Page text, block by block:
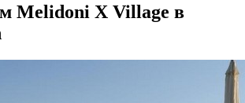
Melidoni X Village в